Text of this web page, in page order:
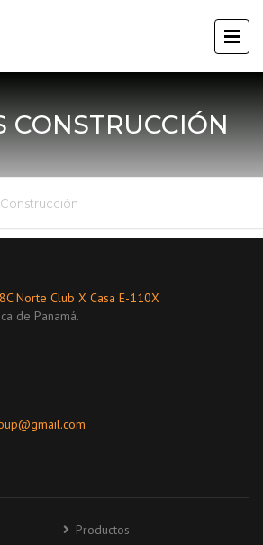
CONSTRUCCIÓN
Norte Club X Casa E-110X
de Panamá.
Productos